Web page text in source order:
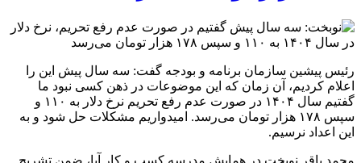
رئیس پیشین سازمان برنامه و بودجه گفت: سه سال پیش این را
اعلام کردیم، آن زمان که این موضوعات در ذهن کسی نبود ما
گفتیم سال ۱۴۰۴ در صورت عدم رفع تحریم نرخ دلار به ۱۱۰ و
سپس ۱۷۸ هزار تومان می‌رسد. امیدواریم مشکلات حل شود و به
این اعداد نرسیم.
محمد باقر نوبخت در همایش مدرسه کسب و کار آیا، ضمن تشریح